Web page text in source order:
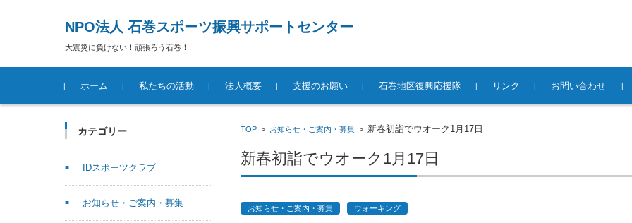
NPO法人 石巻スポーツ振興サポートセンター
大震災に負けない！頑張ろう石巻！
コンテンツに移動
ホーム
私たちの活動 法人概要 支援のお願い 石巻地区復興応援隊 リンク お問い合わせ
TOP> お知らせ・ご案内・募集> 新春初詣でウオーク1月17日
新春初詣でウオーク1月17日
お知らせ・ご案内・募集 ウォーキング
カテゴリー
IDスポーツクラブ
お知らせ・ご案内・募集